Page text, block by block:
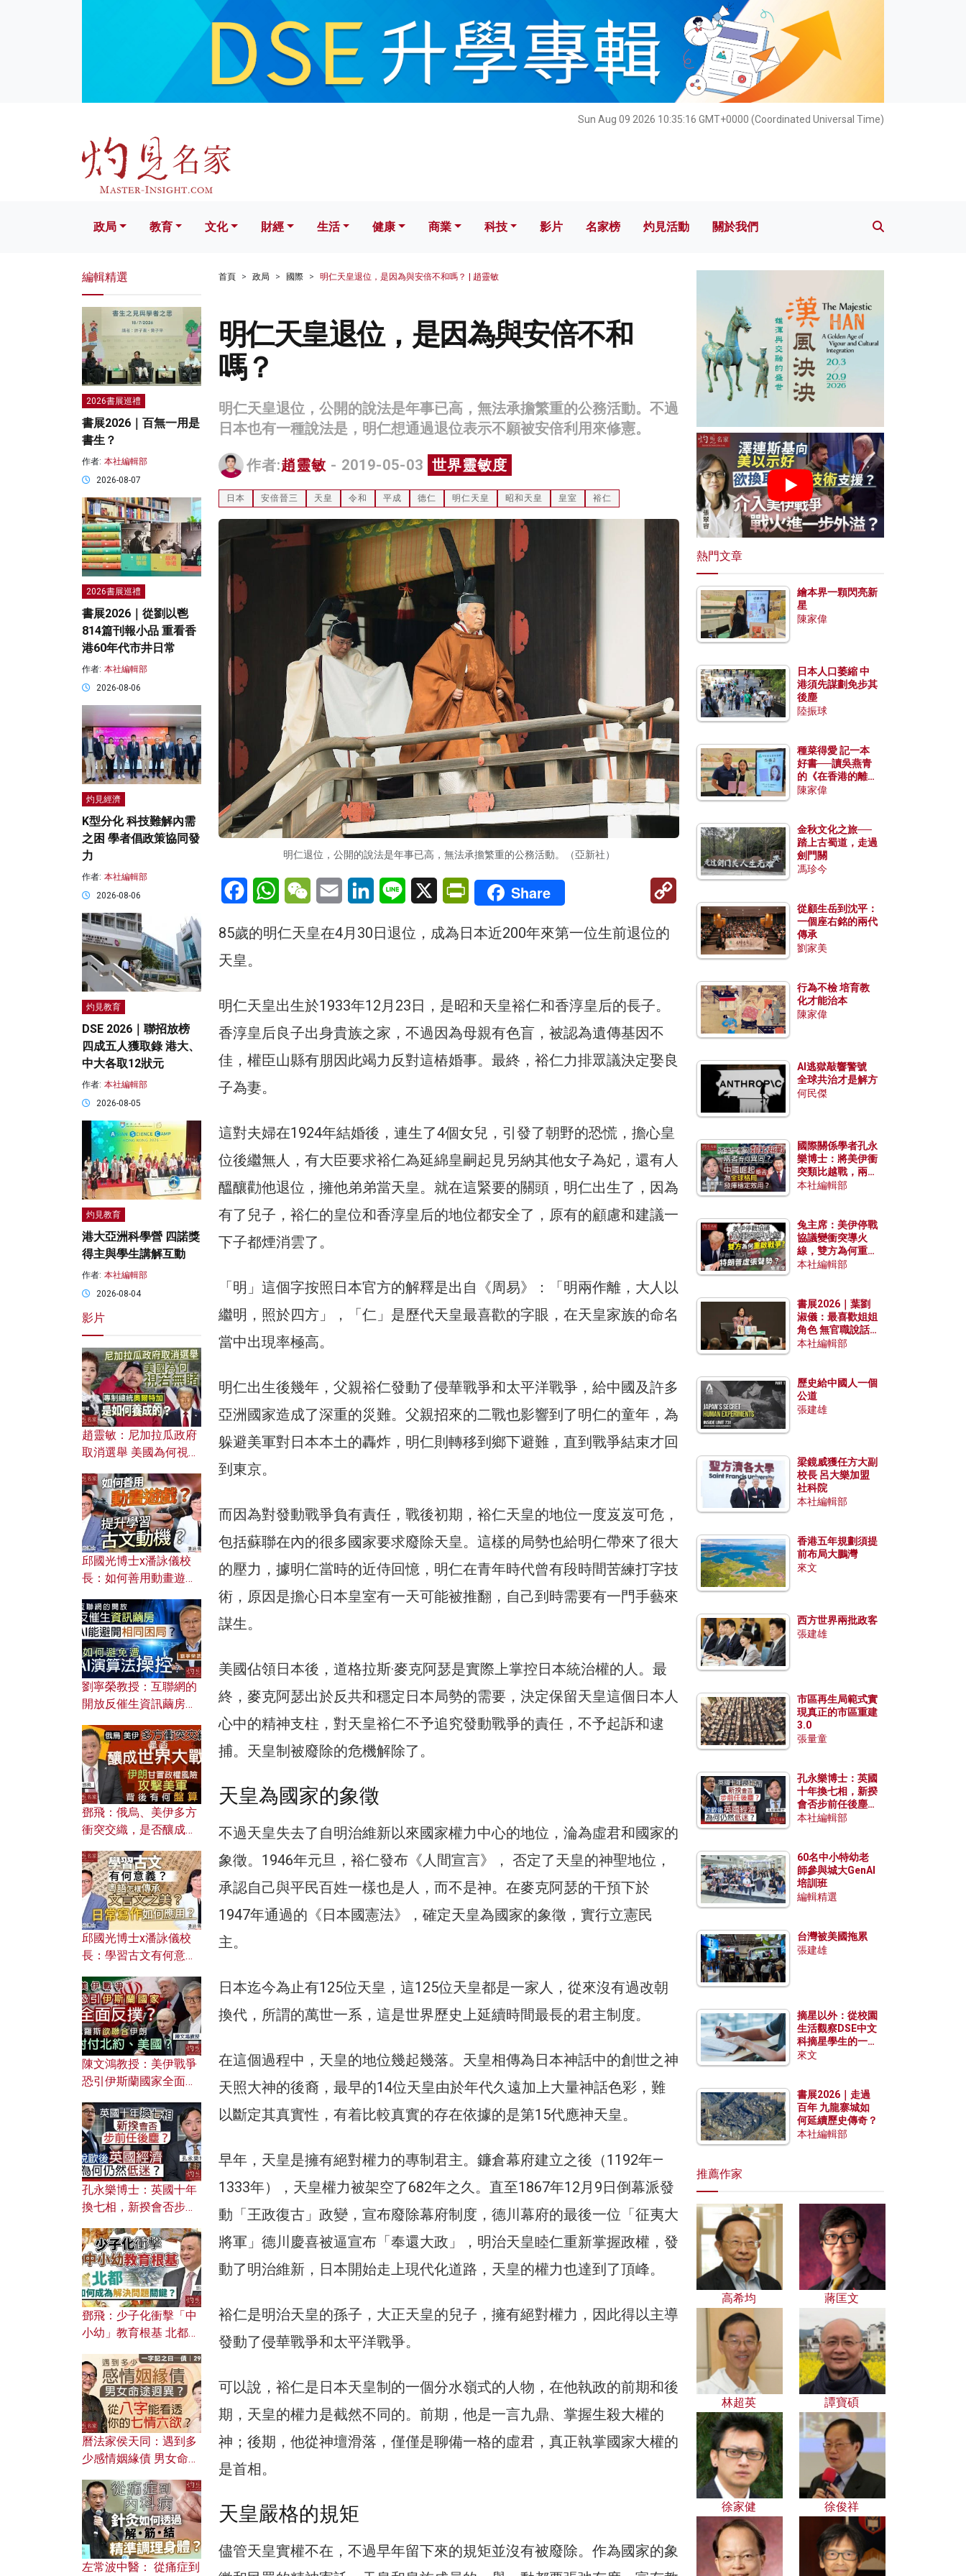
Sun Aug 09 2026 10:35:17 GMT+0000 (Coordinated Universal Time)
文化 財經 生活 健康 科技 影片 名家榜 灼見活動 關於我們
政局 教育 文化 財經 生活 健康 商業 科技 影片 名家榜 灼見活動 關於我們
首頁 政局 國際 明仁天皇退位，是因為與安倍不和嗎？ | 趙靈敏
明仁天皇退位，是因為與安倍不和
嗎？
明仁天皇退位，公開的說法是年事已高，無法承擔繁重的公務活動。不過
日本也有一種說法是，明仁想通過退位表示不願被安倍利用來修憲。
作者:趙靈敏 - 2019-05-03 世界靈敏度
日本 安倍晉三 天皇 令和 平成 德仁 明仁天皇 昭和天皇 皇室 裕仁
明仁退位，公開的說法是年事已高，無法承擔繁重的公務活動。（亞新社）
FacebookWhatsAppWeChatEmail LinkedInLine X PrintFriendly
Share
Copy
85歲的明仁天皇在4月30日退位，成為日本近200年來第一位生前退位的
天皇。
明仁天皇出生於1933年12月23日，是昭和天皇裕仁和香淳皇后的長子。
香淳皇后良子出身貴族之家，不過因為母親有色盲，被認為遺傳基因不
佳，權臣山縣有朋因此竭力反對這樁婚事。最終，裕仁力排眾議決定娶良
子為妻。
這對夫婦在1924年結婚後，連生了4個女兒，引發了朝野的恐慌，擔心皇
位後繼無人，有大臣要求裕仁為延綿皇嗣起見另納其他女子為妃，還有人
醞釀勸他退位，擁他弟弟當天皇。就在這緊要的關頭，明仁出生了，因為
有了兒子，裕仁的皇位和香淳皇后的地位都安全了，原有的顧慮和建議一
下子都煙消雲了。
「明」這個字按照日本官方的解釋是出自《周易》：「明兩作離，大人以
繼明，照於四方」，「仁」是歷代天皇最喜歡的字眼，在天皇家族的命名
當中出現率極高。
明仁出生後幾年，父親裕仁發動了侵華戰爭和太平洋戰爭，給中國及許多
亞洲國家造成了深重的災難。父親招來的二戰也影響到了明仁的童年，為
躲避美軍對日本本土的轟炸，明仁則轉移到鄉下避難，直到戰爭結束才回
到東京。
而因為對發動戰爭負有責任，戰後初期，裕仁天皇的地位一度岌岌可危，
包括蘇聯在內的很多國家要求廢除天皇。這樣的局勢也給明仁帶來了很大
的壓力，據明仁當時的近侍回憶，明仁在青年時代曾有段時間苦練打字技
術，原因是擔心日本皇室有一天可能被推翻，自己到時需要有一門手藝來
謀生。
美國佔領日本後，道格拉斯·麥克阿瑟是實際上掌控日本統治權的人。最
終，麥克阿瑟出於反共和穩定日本局勢的需要，決定保留天皇這個日本人
心中的精神支柱，對天皇裕仁不予追究發動戰爭的責任，不予起訴和逮
捕。天皇制被廢除的危機解除了。
天皇為國家的象徵
不過天皇失去了自明治維新以來國家權力中心的地位，淪為虛君和國家的
象徵。1946年元旦，裕仁發布《人間宣言》， 否定了天皇的神聖地位，
承認自己與平民百姓一樣也是人，而不是神。在麥克阿瑟的干預下於
1947年通過的《日本國憲法》，確定天皇為國家的象徵，實行立憲民
主。
日本迄今為止有125位天皇，這125位天皇都是一家人，從來沒有過改朝
換代，所謂的萬世一系，這是世界歷史上延續時間最長的君主制度。
在這個過程中，天皇的地位幾起幾落。天皇相傳為日本神話中的創世之神
天照大神的後裔，最早的14位天皇由於年代久遠加上大量神話色彩，難
以斷定其真實性，有着比較真實的存在依據的是第15代應神天皇。
早年，天皇是擁有絕對權力的專制君主。鐮倉幕府建立之後（1192年—
1333年），天皇權力被架空了682年之久。直至1867年12月9日倒幕派發
動「王政復古」政變，宣布廢除幕府制度，德川幕府的最後一位「征夷大
將軍」德川慶喜被逼宣布「奉還大政」，明治天皇睦仁重新掌握政權，發
動了明治維新，日本開始走上現代化道路，天皇的權力也達到了頂峰。
裕仁是明治天皇的孫子，大正天皇的兒子，擁有絕對權力，因此得以主導
發動了侵華戰爭和太平洋戰爭。
可以說，裕仁是日本天皇制的一個分水嶺式的人物，在他執政的前期和後
期，天皇的權力是截然不同的。前期，他是一言九鼎、掌握生殺大權的
神；後期，他從神壇滑落，僅僅是聊備一格的虛君，真正執掌國家大權的
是首相。
天皇嚴格的規矩
儘管天皇實權不在，不過早年留下來的規矩並沒有被廢除。作為國家的象
編輯精選
2026書展巡禮
書展2026｜百無一用是
書生？
作者: 本社編輯部
2026-08-07
2026書展巡禮
書展2026｜從劉以鬯
814篇刊報小品 重看香
港60年代市井日常
作者: 本社編輯部
2026-08-06
灼見經濟
K型分化 科技難解內需
之困 學者倡政策協同發
力
作者: 本社編輯部
2026-08-06
灼見教育
DSE 2026｜聯招放榜
四成五人獲取錄 港大、
中大各取12狀元
作者: 本社編輯部
2026-08-05
灼見教育
港大亞洲科學營 四諾獎
得主與學生講解互動
作者: 本社編輯部
2026-08-04
影片
趙靈敏：尼加拉瓜政府
取消選舉 美國為何視若
加是如何養成的？
邱國光博士x潘詠儀校
長：如何善用動畫遊戲
劉寧榮教授：互聯網的
開放反催生資訊繭房，
何避免遭AI演算法操
控？
鄧飛：俄烏、美伊多方
衝突交織，是否釀成世
風險攻擊美軍，背後有
何盤算？
邱國光博士x潘詠儀校
長：學習古文有何意
文之美？ 日常寫作如何
應用？
陳文鴻教授：美伊戰爭
恐引伊斯蘭國家全面反
對付北約美國？
孔永樂博士：英國十年
換七相，新揆會否步前
濟為何仍然低迷？
鄧飛：少子化衝擊「中
小幼」教育根基 北都如
曆法家侯天同：遇到多
少感情姻緣債 男女命途
的七情六欲？
左常波中醫： 從痛症到
熱門文章
繪本界一顆閃亮新
星
陳家偉
日本人口萎縮 中
港須先謀劃免步其
後塵
陸振球
種菜得愛 記一本
好書──讀吳燕青
的《在香港的離島
種菜》
陳家偉
金秋文化之旅──
踏上古蜀道，走過
劍門關
馮珍今
從顧生岳到沈平：
一個座右銘的兩代
傳承
劉家美
行為不檢 培育教
化才能治本
陳家偉
AI逃獄敲響警號
全球共治才是解方
何民傑
國際關係學者孔永
樂博士：將美伊衝
突類比越戰，兩者
有何異同？中國崛
本社編輯部
兔主席：美伊停戰
協議變衝突導火
線，雙方為何重啟
戰爭？伊朗一早洞
本社編輯部
書展2026｜葉劉
淑儀：最喜歡姐姐
角色 無官職說話
包袱少
本社編輯部
歷史給中國人一個
公道
張建雄
梁鏡威獲任方大副
校長 呂大樂加盟
社科院
本社編輯部
香港五年規劃須提
前布局大鵬灣
來文
西方世界兩批政客
張建雄
市區再生局範式實
現真正的市區重建
3.0
張量童
孔永樂博士：英國
十年換七相，新揆
會否步前任後塵？
脫歐後英國經濟為
本社編輯部
60名中小特幼老
師參與城大GenAI
培訓班
編輯精選
台灣被美國拖累
張建雄
摘星以外：從校園
生活觀察DSE中文
科摘星學生的一點
特質
來文
書展2026｜走過
百年 九龍寨城如
何延續歷史傳奇？
本社編輯部
推薦作家
高希均 蔣匡文
林超英 譚寶碩
徐家健 徐俊祥